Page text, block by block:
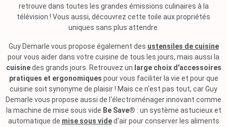
retrouve dans toutes les grandes émissions culinaires à la
télévision ! Vous aussi, découvrez cette toile aux propriétés
uniques sans plus attendre.
Guy Demarle vous propose également des ustensiles de cuisine
pour vous aider dans votre cuisine de tous les jours, mais aussi la
cuisinedes grands jours. Retrouvez un large choix d'accessoires
pratiques et ergonomiques pour vous faciliter la vie et pour que
cuisine soit synonyme de plaisir ! Mais ce n'est pas tout, car Guy
Demarle vous propose aussi de l'électroménager innovant comme
la machine de mise sous vide Be Save® : un système astucieux et
automatique de mise sous vided'air pour conserver les aliments